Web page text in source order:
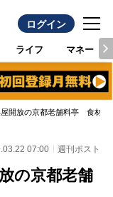
ログイン
ライフ マネー
開放の京都老舗料亭 食材の
07:00 週刊ポスト
の京都老舗